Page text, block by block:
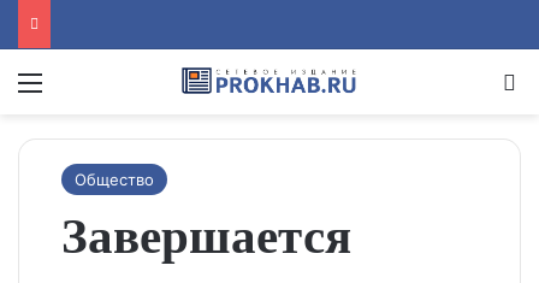
Menu
Общество
Завершается